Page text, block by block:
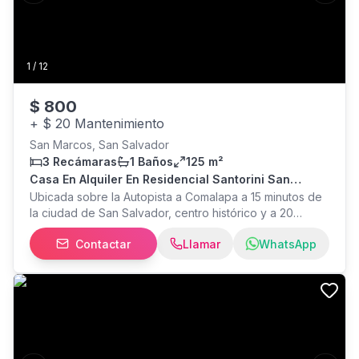
1 / 12
$ 800
+ $ 20 Mantenimiento
San Marcos, San Salvador
3 Recámaras
1 Baños
125 m²
Casa En Alquiler En Residencial Santorini San
Marcos
Ubicada sobre la Autopista a Comalapa a 15 minutos de
la ciudad de San Salvador, centro histórico y a 20
minutos del Aeropuerto, una zona muy céntrica y
accesible para cualquier destino. PRECIO DE ALQUILER
$800.00 • Casa de 1 nivel • Estacionamiento para 1
vehículo y espacio al frente • 3 habitaciones • 1 baño
Contactar Llamar WhatsApp